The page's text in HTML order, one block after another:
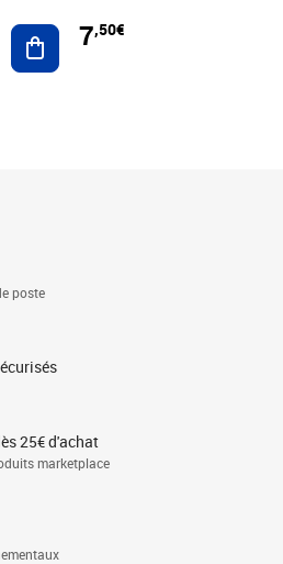
Ajouter au panier
7,50€
poste
25€ d'achat
marketplace